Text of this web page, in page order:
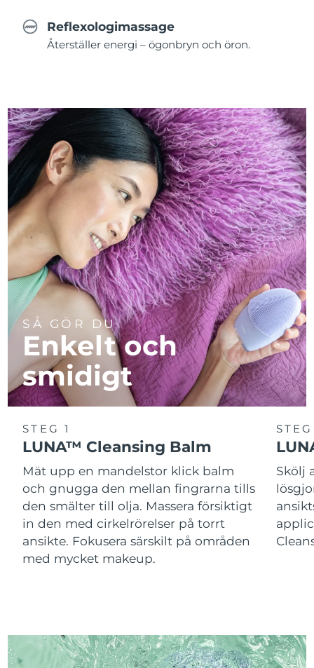
Reflexologimassage
Återställer energi – ögonbryn och öron.
SÅ GÖR DU
Enkelt och
smidigt
STEG 1
LUNA™ Cleansing Balm
Mät upp en mandelstor klick balm
och gnugga den mellan fingrarna tills
den smälter till olja. Massera försiktigt
in den med cirkelrörelser på torrt
ansikte. Fokusera särskilt på områden
med mycket makeup.
Skölj